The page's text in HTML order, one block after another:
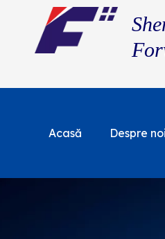
Acasă Despre noi